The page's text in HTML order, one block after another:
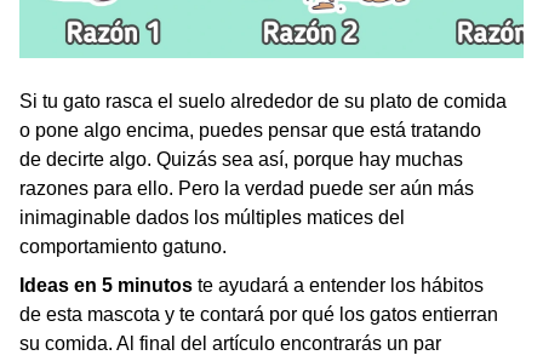
Si tu gato rasca el suelo alrededor de su plato de comida
o pone algo encima, puedes pensar que está tratando
de decirte algo. Quizás sea así, porque hay muchas
razones para ello. Pero la verdad puede ser aún más
inimaginable dados los múltiples matices del
comportamiento gatuno.
Ideas en 5 minutos te ayudará a entender los hábitos
de esta mascota y te contará por qué los gatos entierran
su comida. Al final del artículo encontrarás un par